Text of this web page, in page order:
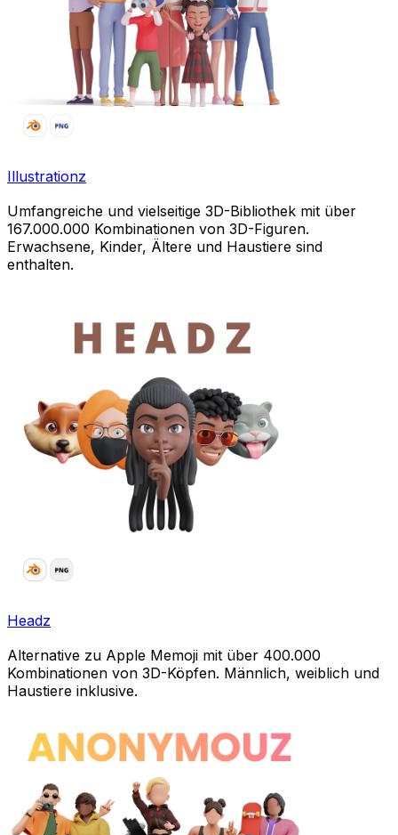
Illustrationz
Umfangreiche und vielseitige 3D-Bibliothek mit über
167.000.000 Kombinationen von 3D-Figuren.
Erwachsene, Kinder, Ältere und Haustiere sind
enthalten.
Headz
Alternative zu Apple Memoji mit über 400.000
Kombinationen von 3D-Köpfen. Männlich, weiblich und
Haustiere inklusive.